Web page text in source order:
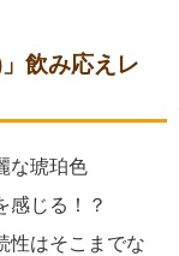
飲み応えレ
な琥珀色
感じる！？
性はそこまでな